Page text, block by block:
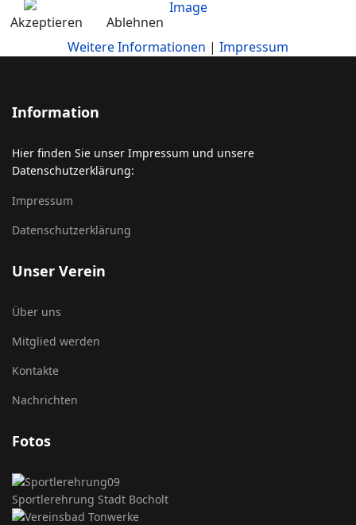
Information
Hier finden Sie unser Impressum und unsere
Datenschutzerklärung:
Impressum
Datenschutzerklärung
Unser Verein
Über uns
Mitglied werden
Kontakte
Nachrichten
Fotos
Sportlerehrung Stadt Bocholt
Akzeptieren
Ablehnen
Weitere Informationen | Impressum